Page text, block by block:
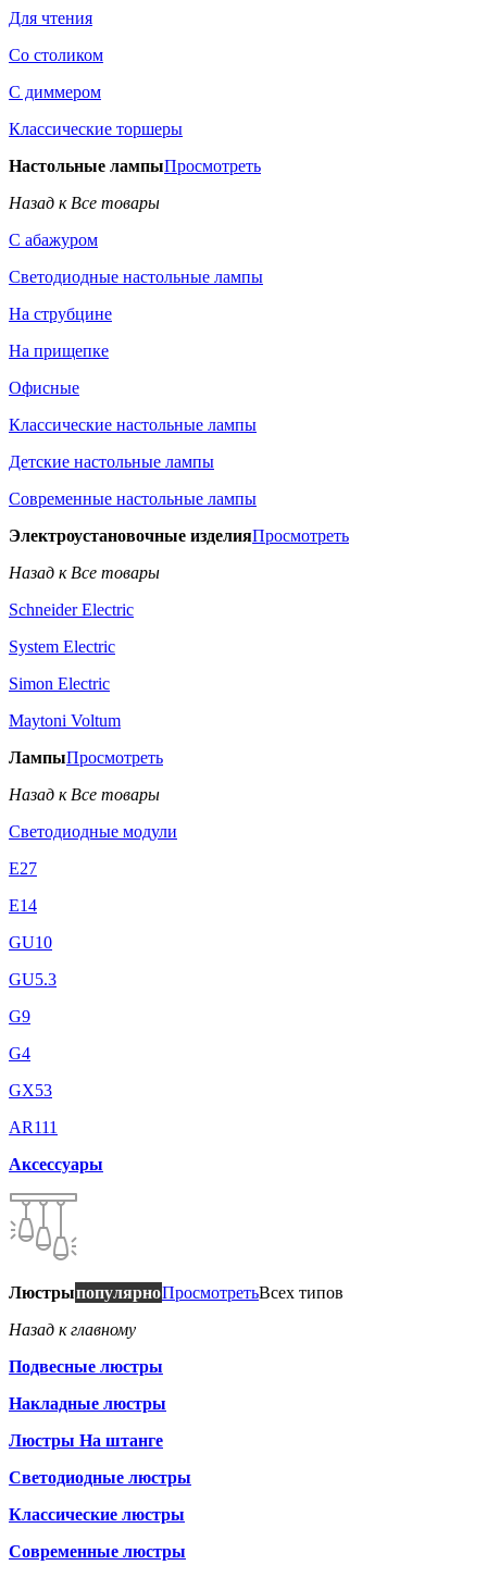
Для чтения
Со столиком
С диммером
Классические торшеры
Настольные лампыПросмотреть
Назад к Все товары
С абажуром
Светодиодные настольные лампы
На струбцине
На прищепке
Офисные
Классические настольные лампы
Детские настольные лампы
Современные настольные лампы
Электроустановочные изделияПросмотреть
Назад к Все товары
Schneider Electric
System Electric
Simon Electric
Maytoni Voltum
ЛампыПросмотреть
Назад к Все товары
Светодиодные модули
E27
E14
GU10
GU5.3
G9
G4
GX53
AR111
Аксессуары
ЛюстрыпопулярноПросмотретьВсех типов
Назад к главному
Подвесные люстры
Накладные люстры
Люстры На штанге
Светодиодные люстры
Классические люстры
Современные люстры